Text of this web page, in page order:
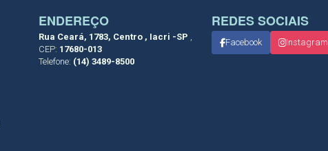
ENDEREÇO
Rua Ceará, 1783, Centro , Iacri -SP ,
CEP: 17680-013
Telefone: (14) 3489-8500
REDES SOCIAIS
Facebook Instagram